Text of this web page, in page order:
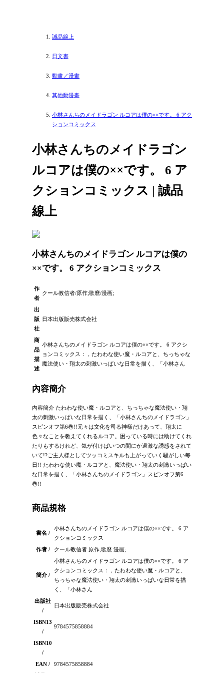
誠品線上
日文書
動畫／漫畫
其他動漫畫
小林さんちのメイドラゴン ルコアは僕の××です。 6 アク
ションコミックス
小林さんちのメイドラゴン
ルコアは僕の××です。 6 ア
クションコミックス | 誠品
線上
小林さんちのメイドラゴン ルコアは僕の
××です。 6 アクションコミックス
作
者
クール教信者/原作;歌麿/漫画;
出
版
社
日本出版販売株式会社
商
品
描
述
小林さんちのメイドラゴン ルコアは僕の××です。 6 アクシ
ョンコミックス：，たわわな使い魔・ルコアと、ちっちゃな
魔法使い・翔太の刺激いっぱいな日常を描く、「小林さん
內容簡介
內容簡介 たわわな使い魔・ルコアと、ちっちゃな魔法使い・翔
太の刺激いっぱいな日常を描く、「小林さんちのメイドラゴン」
スピンオフ第6巻!!元々は文化を司る神様だけあって、翔太に
色々なことを教えてくれるルコア。困っている時には助けてくれ
たりもするけれど、気が付けばいつの間にか過激な誘惑をされて
いて!?ご主人様としてツッコミスキルも上がっていく騒がしい毎
日!! たわわな使い魔・ルコアと、魔法使い・翔太の刺激いっぱい
な日常を描く、「小林さんちのメイドラゴン」スピンオフ第6
巻!!
商品規格
書名 /
小林さんちのメイドラゴン ルコアは僕の××です。 6 ア
クションコミックス
作者 /
クール教信者 原作;歌麿 漫画;
簡介 /
小林さんちのメイドラゴン ルコアは僕の××です。 6 ア
クションコミックス：，たわわな使い魔・ルコアと、
ちっちゃな魔法使い・翔太の刺激いっぱいな日常を描
く、「小林さん
出版社
/
日本出版販売株式会社
ISBN13
/
9784575858884
ISBN10
/
EAN /
9784575858884